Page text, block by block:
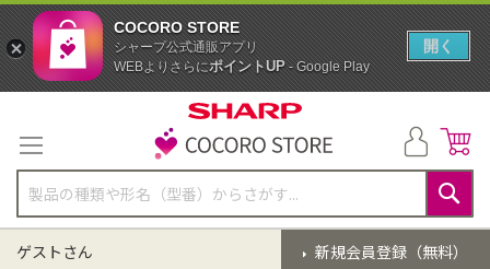
テ
ン
ツ
に
ス
キ
検
索
新規会員登録（無料）
ゲストさん
COCORO STORE
シャープ公式通販アプリ
WEBよりさらにポイントUP- Google Play
開く